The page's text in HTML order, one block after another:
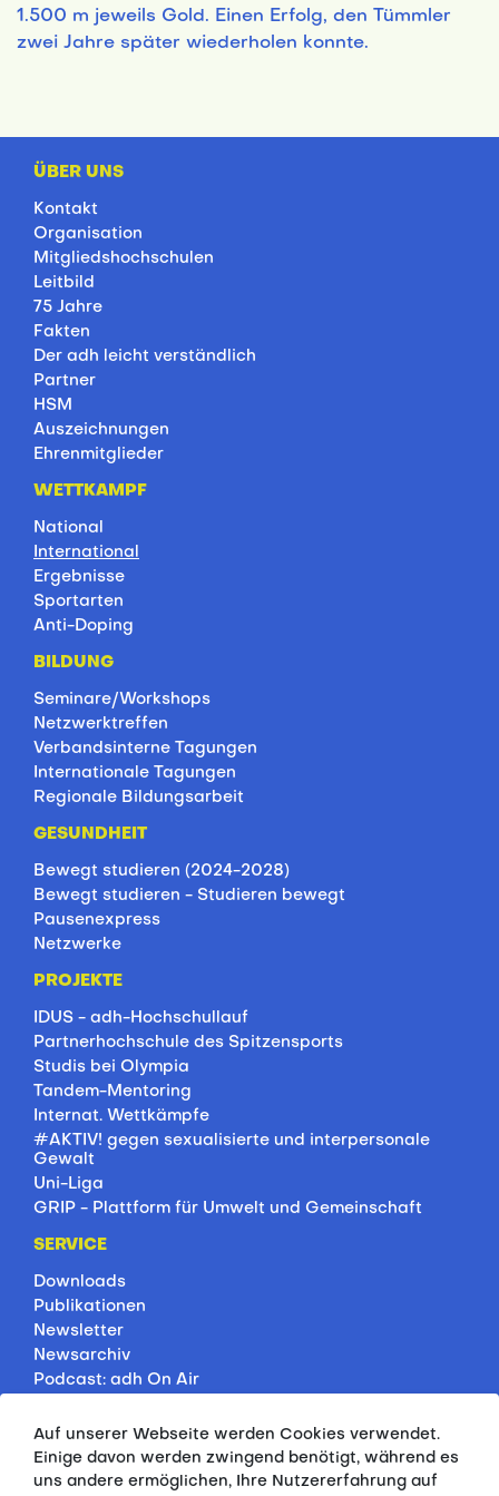
1.500 m jeweils Gold. Einen Erfolg, den Tümmler
zwei Jahre später wiederholen konnte.
ÜBER UNS
Kontakt
Organisation
Mitgliedshochschulen
Leitbild
75 Jahre
Fakten
Der adh leicht verständlich
Partner
HSM
Auszeichnungen
Ehrenmitglieder
WETTKAMPF
National
International
Ergebnisse
Sportarten
Anti-Doping
BILDUNG
Seminare/Workshops
Netzwerktreffen
Verbandsinterne Tagungen
Internationale Tagungen
Regionale Bildungsarbeit
GESUNDHEIT
Bewegt studieren (2024-2028)
Bewegt studieren - Studieren bewegt
Pausenexpress
Netzwerke
PROJEKTE
IDUS - adh-Hochschullauf
Partnerhochschule des Spitzensports
Studis bei Olympia
Tandem-Mentoring
Internat. Wettkämpfe
#AKTIV! gegen sexualisierte und interpersonale
Gewalt
Uni-Liga
GRIP - Plattform für Umwelt und Gemeinschaft
SERVICE
Downloads
Publikationen
Newsletter
Newsarchiv
Podcast: adh On Air
Rankings
Servicepartner
HSP-Onlinekurse
Auf unserer Webseite werden Cookies verwendet.
Einige davon werden zwingend benötigt, während es
uns andere ermöglichen, Ihre Nutzererfahrung auf